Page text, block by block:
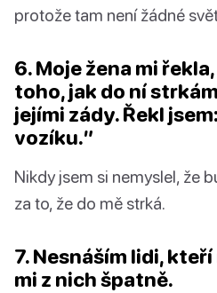
protože tam není žádné
6. Moje žena mi
toho, jak do ní
jejími zády. Řekl
vozíku.”
Nikdy jsem si nemyslel, že
za to, že do mě strká.
7. Nesnáším lidi,
mi z nich špatně.